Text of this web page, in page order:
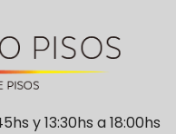
y 13:30hs a 18:00hs